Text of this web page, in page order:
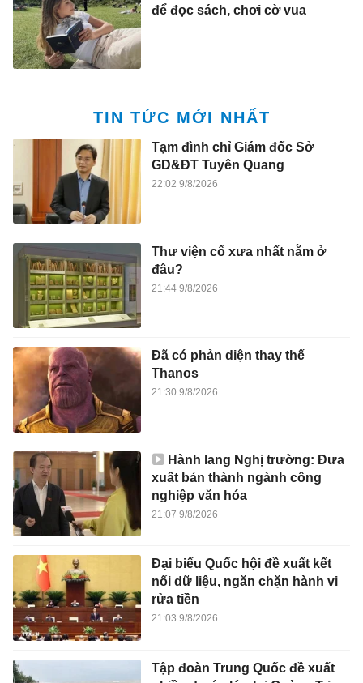
để đọc sách, chơi cờ vua
TIN TỨC MỚI NHẤT
Tạm đình chỉ Giám đốc Sở
GD&ĐT Tuyên Quang
22:02 9/8/2026
Thư viện cổ xưa nhất nằm ở
đâu?
21:44 9/8/2026
Đã có phản diện thay thế
Thanos
21:30 9/8/2026
Hành lang Nghị trường: Đưa
xuất bản thành ngành công
nghiệp văn hóa
21:07 9/8/2026
Đại biểu Quốc hội đề xuất kết
nối dữ liệu, ngăn chặn hành vi
rửa tiền
21:03 9/8/2026
Tập đoàn Trung Quốc đề xuất